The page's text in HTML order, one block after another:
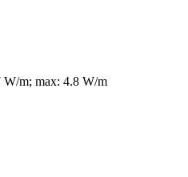
W/m; max: 4.8 W/m